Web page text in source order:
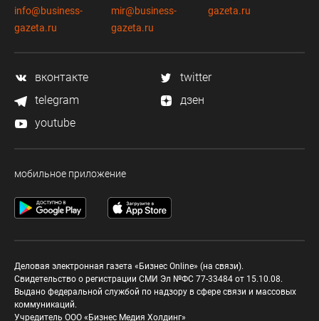
info@business-
gazeta.ru
mir@business-
gazeta.ru
gazeta.ru
вконтакте
twitter
telegram
дзен
youtube
мобильное приложение
Деловая электронная газета «Бизнес Online» (на связи).
Свидетельство о регистрации СМИ Эл №ФС 77-33484 от 15.10.08.
Выдано федеральной службой по надзору в сфере связи и массовых
коммуникаций.
Учредитель ООО «Бизнес Медия Холдинг»